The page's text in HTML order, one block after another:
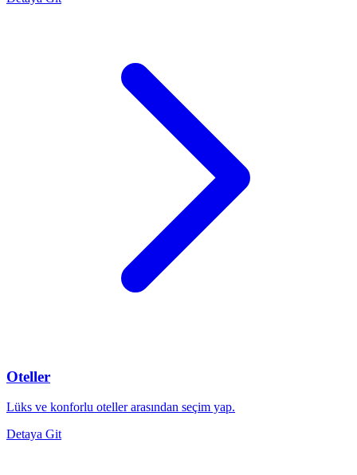
Oteller
Lüks ve konforlu oteller arasından seçim yap.
Detaya Git